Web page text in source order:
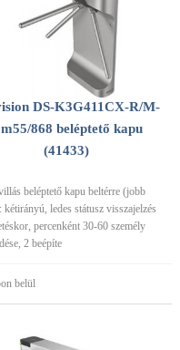
DS-K3G411CX-R/M-
868 beléptető kapu
(41433)
beléptető kapu beltérre (jobb
kétirányú, ledes státusz visszajelzés
percenként 30-60 személy
2 beépíte
belül